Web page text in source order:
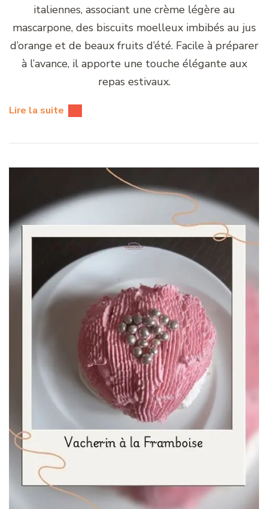
italiennes, associant une crème légère au
mascarpone, des biscuits moelleux imbibés au jus
d’orange et de beaux fruits d’été. Facile à préparer
à l’avance, il apporte une touche élégante aux
repas estivaux.
Lire la suite